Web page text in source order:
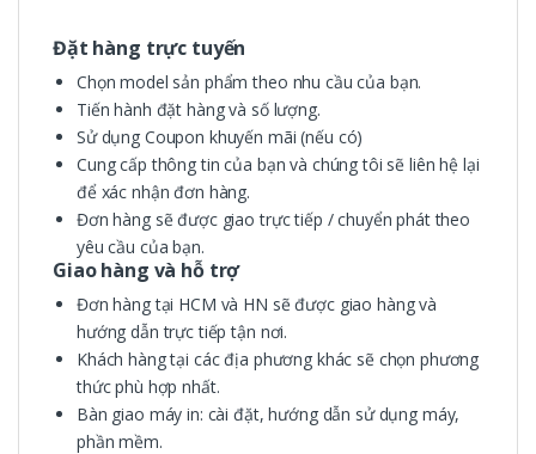
Đặt hàng trực tuyến
Chọn model sản phẩm theo nhu cầu của bạn.
Tiến hành đặt hàng và số lượng.
Sử dụng Coupon khuyến mãi (nếu có)
Cung cấp thông tin của bạn và chúng tôi sẽ liên hệ lại
để xác nhận đơn hàng.
Đơn hàng sẽ được giao trực tiếp / chuyển phát theo
yêu cầu của bạn.
Giao hàng và hỗ trợ
Đơn hàng tại HCM và HN sẽ được giao hàng và
hướng dẫn trực tiếp tận nơi.
Khách hàng tại các địa phương khác sẽ chọn phương
thức phù hợp nhất.
Bàn giao máy in: cài đặt, hướng dẫn sử dụng máy,
phần mềm.